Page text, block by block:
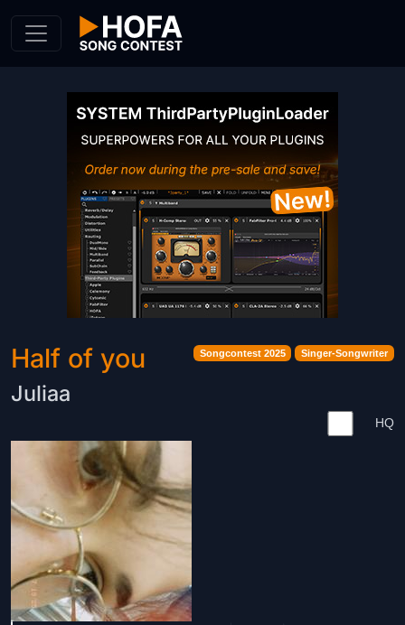
Songcontest 2025 Singer-Songwriter
Half of you
Juliaa
HQ